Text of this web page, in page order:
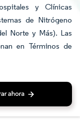
y Clínicas
de Nitrógeno
Norte y Más). Las
en Términos de